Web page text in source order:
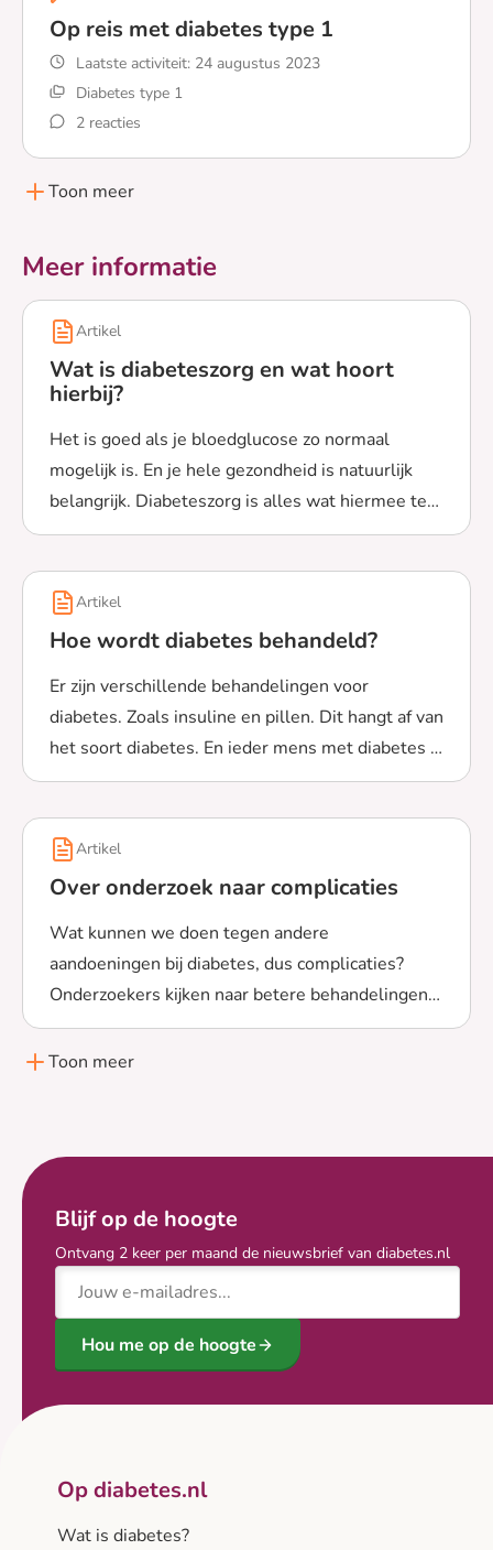
Op reis met diabetes type 1
Laatste activiteit: 24 augustus 2023
Diabetes type 1
2 reacties
Lees meer over Op reis met diabetes type 1
Toon meer
Meer informatie
Artikel
Wat is diabeteszorg en wat hoort
hierbij?
Het is goed als je bloedglucose zo normaal
mogelijk is. En je hele gezondheid is natuurlijk
belangrijk. Diabeteszorg is alles wat hiermee te
maken heeft. Bekijk meer over diabeteszorg.
Lees meer over Wat is diabeteszorg en wat hoort
Artikel
Hoe wordt diabetes behandeld?
Er zijn verschillende behandelingen voor
diabetes. Zoals insuline en pillen. Dit hangt af van
het soort diabetes. En ieder mens met diabetes is
anders.
Lees meer over Hoe wordt diabetes behandeld?
Artikel
Over onderzoek naar complicaties
Wat kunnen we doen tegen andere
aandoeningen bij diabetes, dus complicaties?
Onderzoekers kijken naar betere behandelingen,
voor bijvoorbeeld problemen met de nieren, de
ogen en het hart. Ze kijken ook hoe verschillende
Lees meer over Over onderzoek naar complicaties
Toon meer
Blijf op de hoogte
Ontvang 2 keer per maand de nieuwsbrief van diabetes.nl
E-mailadres
Hou me op de hoogte
Op diabetes.nl
Wat is diabetes?